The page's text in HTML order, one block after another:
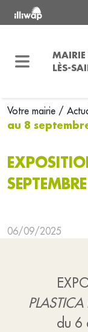
MAIRIE
LÈS-
Votre mairie /
au 8
06/09/2025
du 6